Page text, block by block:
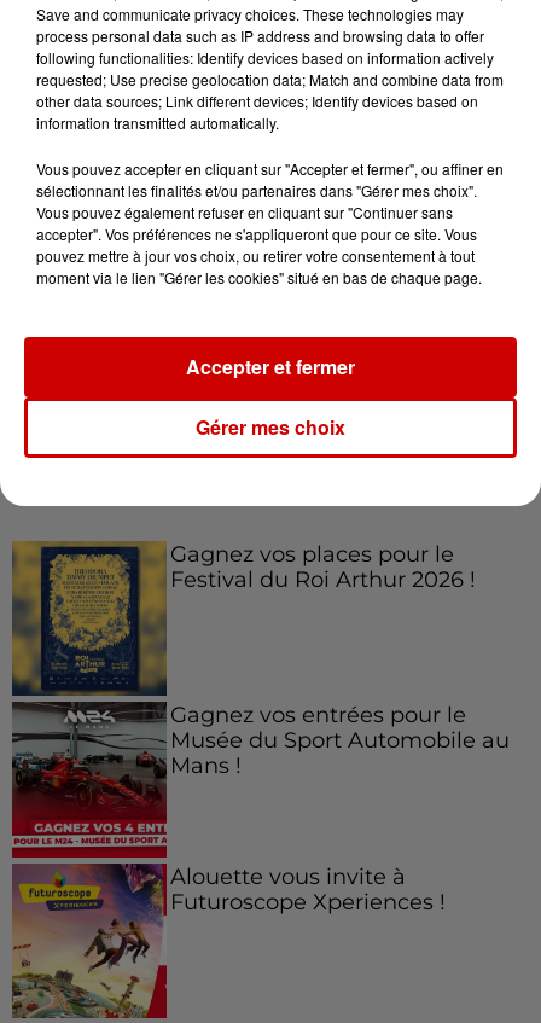
peut coûter très cher
6 août 2026
plages du Sud-Ouest
6 août 2026
Amel Bent en...
Gagnez vos places pour le
Festival du Roi Arthur 2026 !
Gagnez vos entrées pour le
Musée du Sport Automobile au
Mans !
Alouette vous invite à
Futuroscope Xperiences !
Save and communicate privacy choices. These technologies may
process personal data such as IP address and browsing data to offer
following functionalities: Identify devices based on information actively
requested; Use precise geolocation data; Match and combine data from
other data sources; Link different devices; Identify devices based on
information transmitted automatically.
Vous pouvez accepter en cliquant sur "Accepter et fermer", ou affiner en
sélectionnant les finalités et/ou partenaires dans "Gérer mes choix".
Vous pouvez également refuser en cliquant sur "Continuer sans
accepter". Vos préférences ne s'appliqueront que pour ce site. Vous
pouvez mettre à jour vos choix, ou retirer votre consentement à tout
moment via le lien "Gérer les cookies" situé en bas de chaque page.
Gérer mes choix
Accepter et fermer